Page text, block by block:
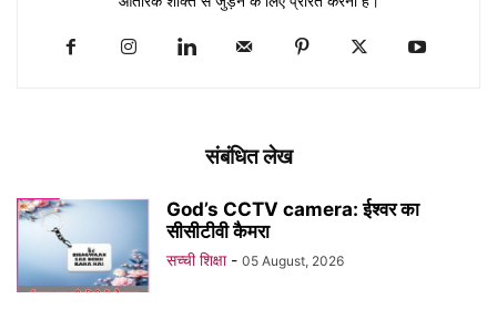
संबंधित लेख
God’s CCTV camera: ईश्वर का
सीसीटीवी कैमरा
सच्ची शिक्षा - 05 August, 2026